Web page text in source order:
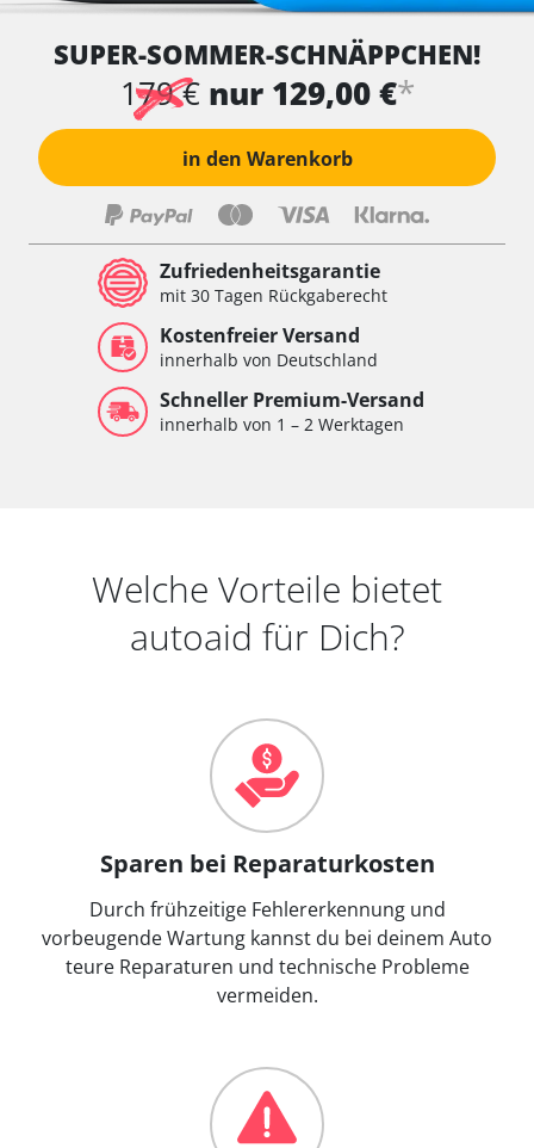
SUPER-SOMMER-SCHNÄPPCHEN!
179 € nur 129,00 €*
in den Warenkorb
Zufriedenheitsgarantie
mit 30 Tagen Rückgaberecht
Kostenfreier Versand
innerhalb von Deutschland
Schneller Premium-Versand
innerhalb von 1 – 2 Werktagen
Welche Vorteile bietet
autoaid für Dich?
Sparen bei Reparaturkosten
Durch frühzeitige Fehlererkennung und
vorbeugende Wartung kannst du bei deinem Auto
teure Reparaturen und technische Probleme
vermeiden.